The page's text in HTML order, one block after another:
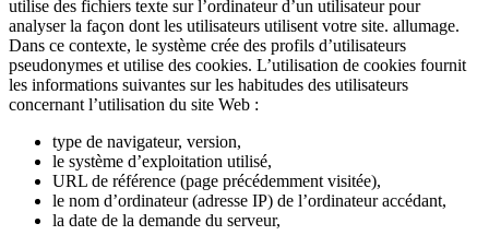
utilise des fichiers texte sur l’ordinateur d’un utilisateur pour
analyser la façon dont les utilisateurs utilisent votre site. allumage.
Dans ce contexte, le système crée des profils d’utilisateurs
pseudonymes et utilise des cookies. L’utilisation de cookies fournit
les informations suivantes sur les habitudes des utilisateurs
concernant l’utilisation du site Web :
type de navigateur, version,
le système d’exploitation utilisé,
URL de référence (page précédemment visitée),
le nom d’ordinateur (adresse IP) de l’ordinateur accédant,
la date de la demande du serveur,